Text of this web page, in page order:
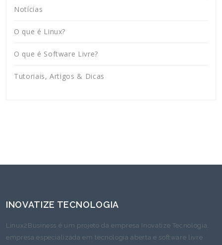
Notícias
O que é Linux?
O que é Software Livre?
Tutoriais, Artigos & Dicas
INOVATIZE TECNOLOGIA
Linux2Business é um projeto da empresa Inovatize Tecnologia,
empresa especializada em tecnologia aberta e software livre